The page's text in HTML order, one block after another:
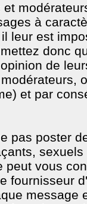
à
leur est
donc
de
et par
pas poster
peut vous
fournisseur
message